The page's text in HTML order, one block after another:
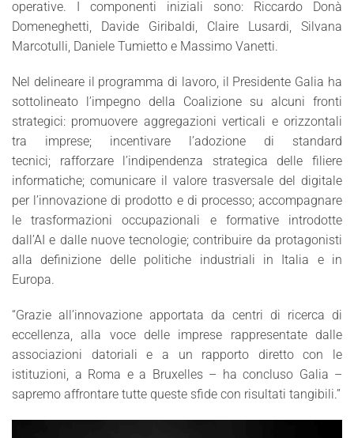
operative. I componenti iniziali sono: Riccardo Donà
Domeneghetti, Davide Giribaldi, Claire Lusardi, Silvana
Marcotulli, Daniele Tumietto e Massimo Vanetti.
Nel delineare il programma di lavoro, il Presidente Galia ha
sottolineato l’impegno della Coalizione su alcuni fronti
strategici: promuovere aggregazioni verticali e orizzontali
tra imprese; incentivare l’adozione di standard
tecnici; rafforzare l’indipendenza strategica delle filiere
informatiche; comunicare il valore trasversale del digitale
per l’innovazione di prodotto e di processo; accompagnare
le trasformazioni occupazionali e formative introdotte
dall’AI e dalle nuove tecnologie; contribuire da protagonisti
alla definizione delle politiche industriali in Italia e in
Europa.
“Grazie all’innovazione apportata da centri di ricerca di
eccellenza, alla voce delle imprese rappresentate dalle
associazioni datoriali e a un rapporto diretto con le
istituzioni, a Roma e a Bruxelles – ha concluso Galia –
sapremo affrontare tutte queste sfide con risultati tangibili.”